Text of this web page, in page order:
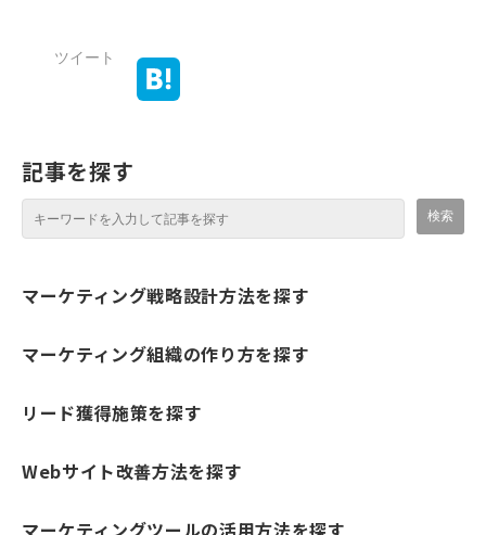
ツイート
記事を探す
マーケティング戦略設計方法を探す
マーケティング組織の作り方を探す
リード獲得施策を探す
Webサイト改善方法を探す